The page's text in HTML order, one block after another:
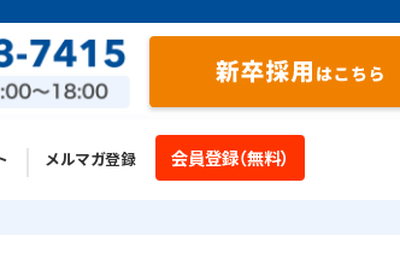
メルマガ登録 会員登録（無料）